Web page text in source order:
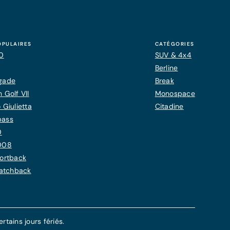
Golf VII
Giulietta
CATÉGORIES
SUV & 4x4
Berline
Break
Monospace
Citadine
jours fériés.